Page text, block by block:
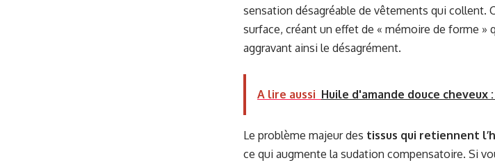
sensation désagréable de vêtements qui collent.
surface, créant un effet de « mémoire de forme »
aggravant ainsi le désagrément.
A lire aussi Huile d'amande douce cheveux
Le problème majeur des tissus qui retiennent
ce qui augmente la sudation compensatoire. Si